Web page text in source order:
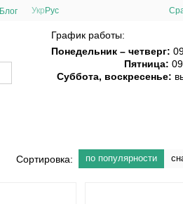
Блог Укр Рус
График работы:
Понедельник – четверг:
Пятница:
Суббота, воскресенье:
Сортировка: по популярности